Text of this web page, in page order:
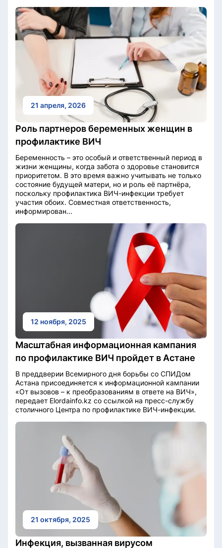
21 апреля, 2026
Роль партнеров беременных женщин в
профилактике ВИЧ
Беременность – это особый и ответственный период в
жизни женщины, когда забота о здоровье становится
приоритетом. В это время важно учитывать не только
состояние будущей матери, но и роль её партнёра,
поскольку профилактика ВИЧ-инфекции требует
участия обоих. Совместная ответственность,
информирован...
12 ноября, 2025
Масштабная информационная кампания
по профилактике ВИЧ пройдет в Астане
В преддверии Всемирного дня борьбы со СПИДом
Астана присоединяется к информационной кампании
«От вызовов – к преобразованиям в ответе на ВИЧ»,
передает Elordainfo.kz со ссылкой на пресс-службу
столичного Центра по профилактике ВИЧ-инфекции.
21 октября, 2025
Инфекция, вызванная вирусом